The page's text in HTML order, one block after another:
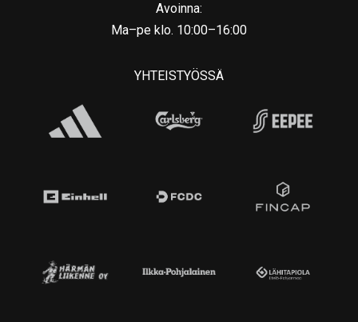
Avoinna:
Ma–pe klo. 10:00–16:00
YHTEISTYÖSSÄ